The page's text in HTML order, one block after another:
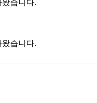
습니다.
습니다.